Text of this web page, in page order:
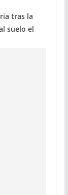
tras la
suelo el